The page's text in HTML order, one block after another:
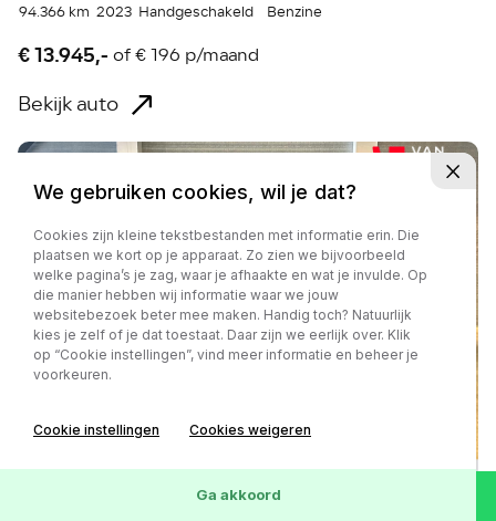
94.366 km 2023 Handgeschakeld Benzine
€ 13.945,- of€ 196 p/maand
Bekijk auto
We gebruiken cookies, wil je dat?
Cookies zijn kleine tekstbestanden met informatie erin. Die
plaatsen we kort op je apparaat. Zo zien we bijvoorbeeld
welke pagina’s je zag, waar je afhaakte en wat je invulde. Op
die manier hebben wij informatie waar we jouw
websitebezoek beter mee maken. Handig toch? Natuurlijk
kies je zelf of je dat toestaat. Daar zijn we eerlijk over. Klik
op “Cookie instellingen”, vind meer informatie en beheer je
voorkeuren.
Cookie instellingen Cookies weigeren
Ga akkoord